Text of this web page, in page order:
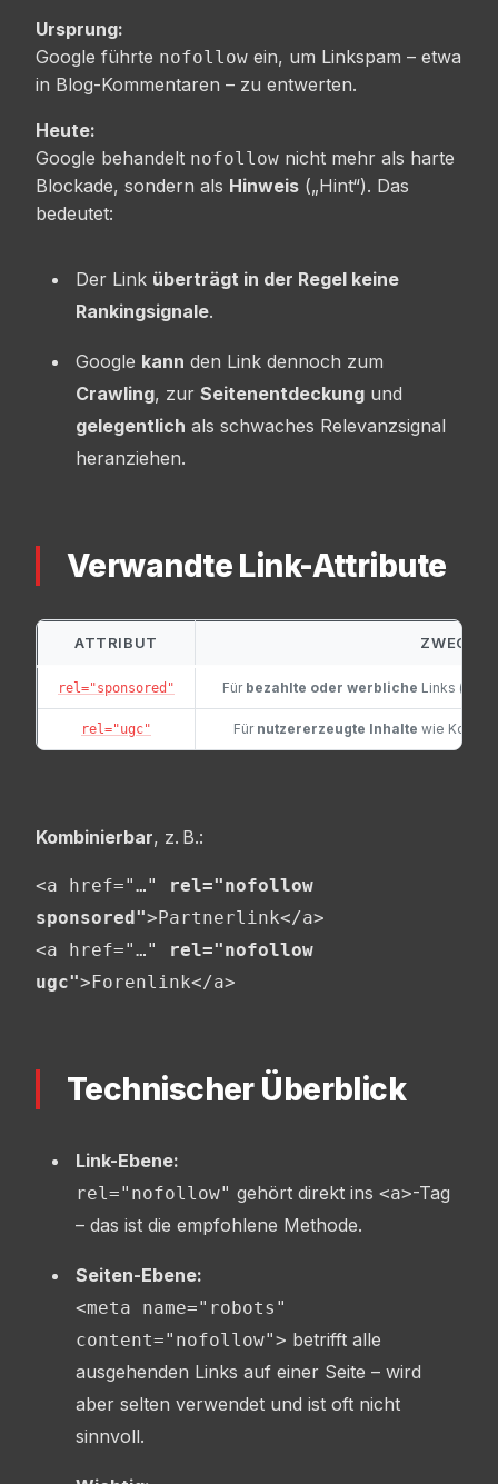
Ursprung:
Google führte nofollow ein, um Linkspam – etwa
in Blog-Kommentaren – zu entwerten.
Heute:
Google behandelt nofollow nicht mehr als harte
Blockade, sondern als Hinweis („Hint“). Das
bedeutet:
Der Link überträgt in der Regel keine
Rankingsignale.
Google kann den Link dennoch zum
Crawling, zur Seitenentdeckung und
gelegentlich als schwaches Relevanzsignal
heranziehen.
Verwandte Link-Attribute
ATTRIBUT ZWECK
rel="sponsored" Für bezahlte oder werbliche Links (z.
rel="ugc" Für nutzererzeugte Inhalte wie
Kombinierbar, z. B.:
<a href="…"
rel="nofollow
sponsored">Partnerlink</a>
<a href="…"
rel="nofollow
ugc">Forenlink</a>
Technischer Überblick
Link-Ebene:
rel="nofollow" gehört direkt ins <a>-Tag
– das ist die empfohlene Methode.
Seiten-Ebene:
<meta name="robots"
content="nofollow"> betrifft alle
ausgehenden Links auf einer Seite – wird
aber selten verwendet und ist oft nicht
sinnvoll.